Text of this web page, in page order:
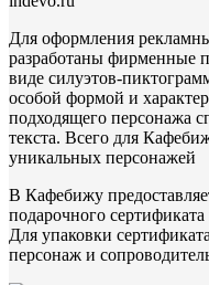
Для оформления
разработаны фирменные
виде силуэтов-
особой формой и
подходящего персонажа
текста. Всего для
уникальных персонажей
В Кафебижу
подарочного
Для упаковки
персонаж и